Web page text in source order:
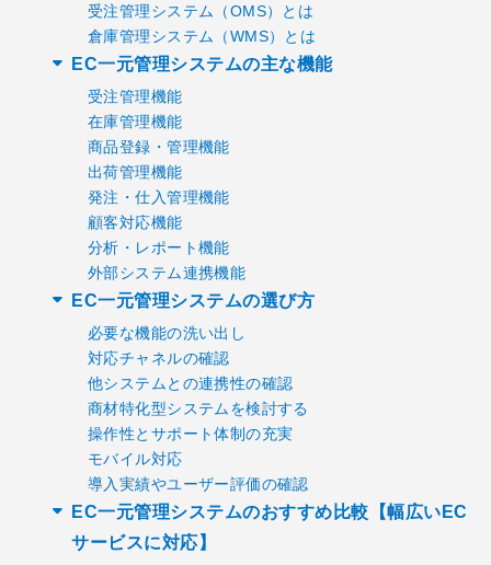
受注管理システム（OMS）とは
倉庫管理システム（WMS）とは
EC一元管理システムの主な機能
受注管理機能
在庫管理機能
商品登録・管理機能
出荷管理機能
発注・仕入管理機能
顧客対応機能
分析・レポート機能
外部システム連携機能
EC一元管理システムの選び方
必要な機能の洗い出し
対応チャネルの確認
他システムとの連携性の確認
商材特化型システムを検討する
操作性とサポート体制の充実
モバイル対応
導入実績やユーザー評価の確認
EC一元管理システムのおすすめ比較【幅広いEC
サービスに対応】